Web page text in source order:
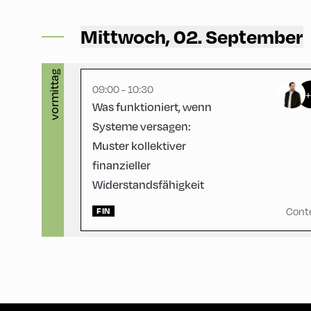
Mittwoch, 02. September
vormittag 09:00 - 10:30
Was funktioniert, wenn
Systeme versagen:
Muster kollektiver
finanzieller
Widerstandsfähigkeit
FIN